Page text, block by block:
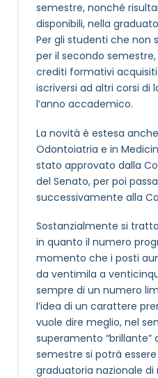
semestre, nonché
disponibili, nella
Per gli studenti che non
per il secondo
crediti formativi
iscriversi ad altri corsi di
l’anno accademico.
La novità è estesa
Odontoiatria e in
stato approvato dalla
del Senato, per poi
successivamente alla
Sostanzialmente si
in quanto il numero
momento che i posti
da ventimila a
sempre di un numero
l’idea di un carattere
vuole dire meglio, nel
superamento “brillante”
semestre si potrà
graduatoria nazionale